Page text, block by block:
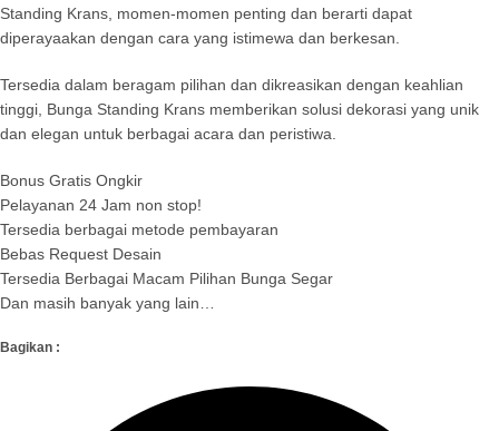
Standing Krans, momen-momen penting dan berarti dapat
diperayaakan dengan cara yang istimewa dan berkesan.
Tersedia dalam beragam pilihan dan dikreasikan dengan keahlian
tinggi, Bunga Standing Krans memberikan solusi dekorasi yang unik
dan elegan untuk berbagai acara dan peristiwa.
Bonus Gratis Ongkir
Pelayanan 24 Jam non stop!
Tersedia berbagai metode pembayaran
Bebas Request Desain
Tersedia Berbagai Macam Pilihan Bunga Segar
Dan masih banyak yang lain…
Bagikan :